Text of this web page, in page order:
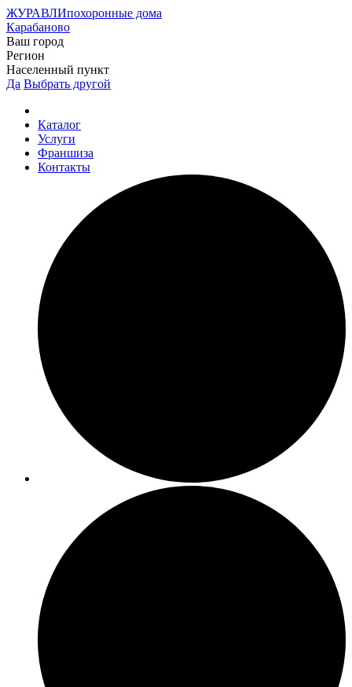
ЖУРАВЛИпохоронные дома
Карабаново
Ваш город
Регион
Населенный пункт
Да Выбрать другой
Каталог
Услуги
Франшиза
Контакты